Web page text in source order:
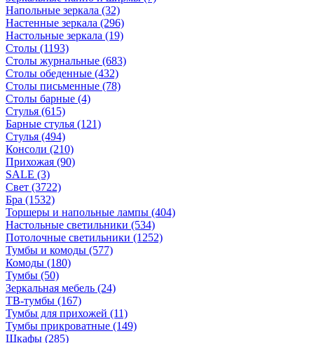
Напольные зеркала (32)
Настенные зеркала (296)
Настольные зеркала (19)
Столы (1193)
Столы журнальные (683)
Столы обеденные (432)
Столы письменные (78)
Столы барные (4)
Стулья (615)
Барные стулья (121)
Стулья (494)
Консоли (210)
Прихожая (90)
SALE (3)
Свет (3722)
Бра (1532)
Торшеры и напольные лампы (404)
Настольные светильники (534)
Потолочные светильники (1252)
Тумбы и комоды (577)
Комоды (180)
Тумбы (50)
Зеркальная мебель (24)
ТВ-тумбы (167)
Тумбы для прихожей (11)
Тумбы прикроватные (149)
Шкафы (285)